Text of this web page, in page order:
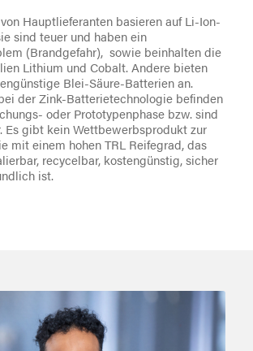
Hauptlieferanten basieren auf Li-Ion-
sind teuer und haben ein
(Brandgefahr), sowie beinhalten die
Lithium und Cobalt. Andere bieten
Blei-Säure-Batterien an.
der Zink-Batterietechnologie befinden
oder Prototypenphase bzw. sind
Es gibt kein Wettbewerbsprodukt zur
mit einem hohen TRL Reifegrad, das
recycelbar, kostengünstig, sicher
ist.